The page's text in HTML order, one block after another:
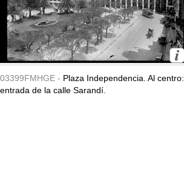
03399FMHGE - Plaza Independencia. Al centro:
entrada de la calle Sarandí.